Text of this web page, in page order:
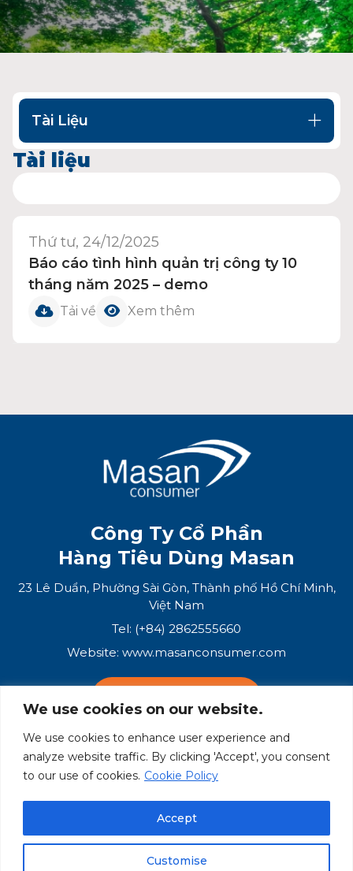
We use cookies on our website.
We use cookies to enhance user experience and
analyze website traffic. By clicking 'Accept', you consent
to our use of cookies. Cookie Policy
Customise
Accept
Tài Liệu
Tài liệu
Thứ tư, 24/12/2025
Báo cáo tình hình quản trị công ty 10
tháng năm 2025 – demo
Tải về Xem thêm
Công Ty Cổ Phần
Hàng Tiêu Dùng Masan
23 Lê Duẩn, Phường Sài Gòn, Thành phố Hồ Chí Minh,
Việt Nam
Tel: (+84) 2862555660
Website: www.masanconsumer.com
Hệ Sinh Thái Masan
Masan Group